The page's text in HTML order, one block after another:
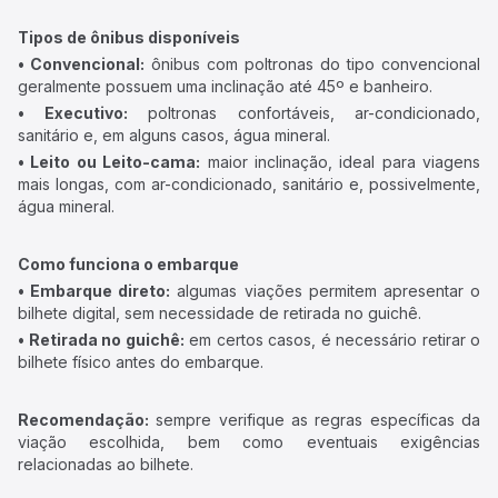
Tipos de ônibus disponíveis
• Convencional: ônibus com poltronas do tipo convencional
geralmente possuem uma inclinação até 45º e banheiro.
• Executivo: poltronas confortáveis, ar-condicionado,
sanitário e, em alguns casos, água mineral.
• Leito ou Leito-cama: maior inclinação, ideal para viagens
mais longas, com ar-condicionado, sanitário e, possivelmente,
água mineral.
Como funciona o embarque
• Embarque direto: algumas viações permitem apresentar o
bilhete digital, sem necessidade de retirada no guichê.
• Retirada no guichê: em certos casos, é necessário retirar o
bilhete físico antes do embarque.
Recomendação: sempre verifique as regras específicas da
viação escolhida, bem como eventuais exigências
relacionadas ao bilhete.